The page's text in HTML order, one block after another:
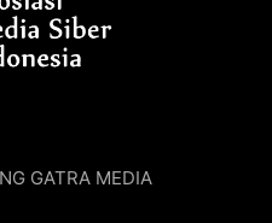
GATRA MEDIA